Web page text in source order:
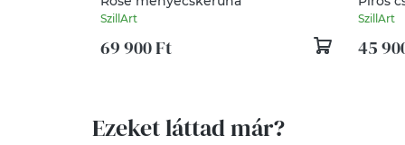
SzillArt
69 900 Ft
SzillArt
45
Ezeket láttad már?